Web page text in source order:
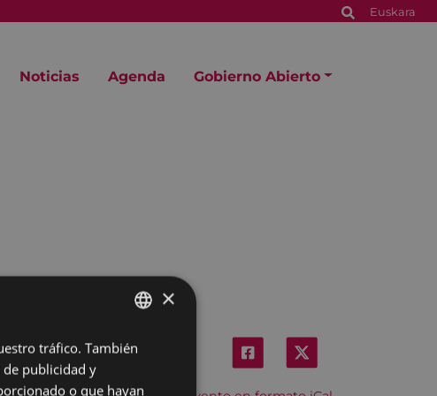
Euskara
Noticias Agenda Gobierno Abierto
BASQUE
×
tráfico. También
publicidad y
o que hayan